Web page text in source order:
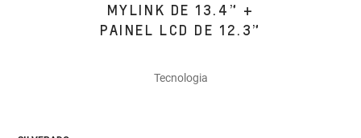
MYLINK DE 13.4” +
PAINEL LCD DE 12.3”
Tecnologia